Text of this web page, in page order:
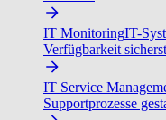
IT MonitoringIT-
Verfügbarkeit
IT Service
Supportprozesse